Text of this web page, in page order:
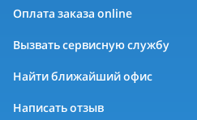
Оплата заказа online
Вызвать сервисную службу
Найти ближайший офис
Написать отзыв